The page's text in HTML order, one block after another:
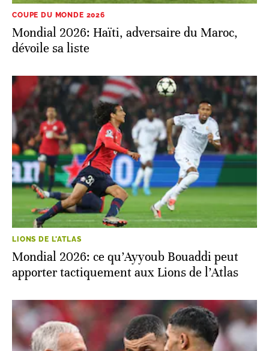
COUPE DU MONDE 2026
Mondial 2026: Haïti, adversaire du Maroc,
dévoile sa liste
LIONS DE L'ATLAS
Mondial 2026: ce qu’Ayyoub Bouaddi peut
apporter tactiquement aux Lions de l’Atlas